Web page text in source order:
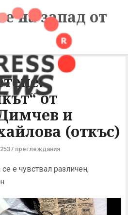
на запад от
от
и
(откъс)
2537 преглеждания
е чувствал различен,